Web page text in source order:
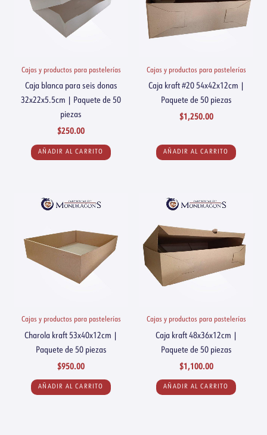
Cajas y productos para pastelerías
Caja blanca para seis donas
32x22x5.5cm | Paquete de 50
piezas
$250.00
AÑADIR AL CARRITO
Cajas y productos para pastelerías
Caja kraft #20 54x42x12cm |
Paquete de 50 piezas
$1,250.00
AÑADIR AL CARRITO
Cajas y productos para pastelerías
Charola kraft 53x40x12cm |
Paquete de 50 piezas
$950.00
AÑADIR AL CARRITO
Cajas y productos para pastelerías
Caja kraft 48x36x12cm |
Paquete de 50 piezas
$1,100.00
AÑADIR AL CARRITO